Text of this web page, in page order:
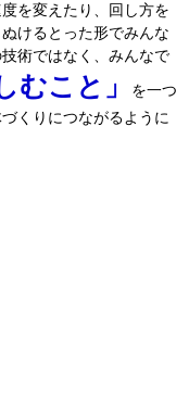
を変えたり、回し方を
けるとった形でみんな
術ではなく、みんなで
むこと」
を一つ
くりにつながるように